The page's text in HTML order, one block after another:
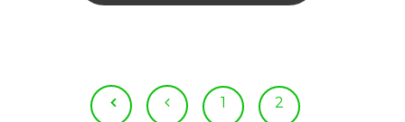
1 2